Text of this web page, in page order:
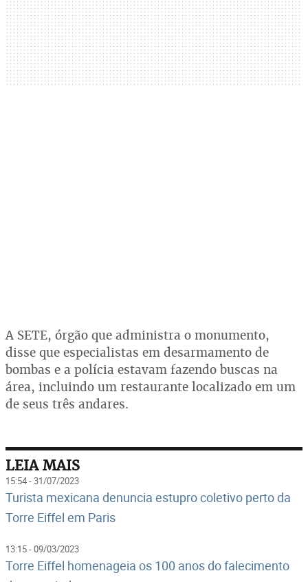
A SETE, órgão que administra o monumento,
disse que especialistas em desarmamento de
bombas e a polícia estavam fazendo buscas na
área, incluindo um restaurante localizado em um
de seus três andares.
LEIA MAIS
15:54 - 31/07/2023
Turista mexicana denuncia estupro coletivo perto da
Torre Eiffel em Paris
13:15 - 09/03/2023
Torre Eiffel homenageia os 100 anos do falecimento